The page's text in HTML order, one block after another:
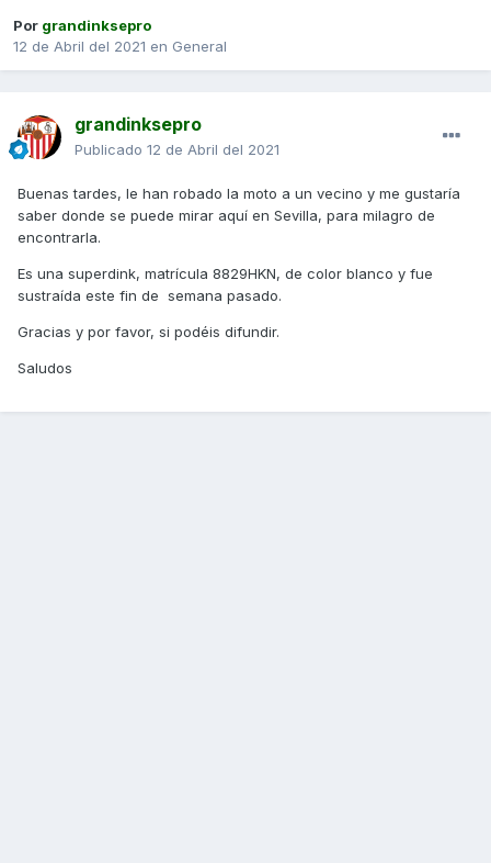
Por grandinksepro
12 de Abril del 2021 en General
grandinksepro
Publicado 12 de Abril del 2021
Buenas tardes, le han robado la moto a un vecino y me gustaría
saber donde se puede mirar aquí en Sevilla, para milagro de
encontrarla.
Es una superdink, matrícula 8829HKN, de color blanco y fue
sustraída este fin de semana pasado.
Gracias y por favor, si podéis difundir.
Saludos